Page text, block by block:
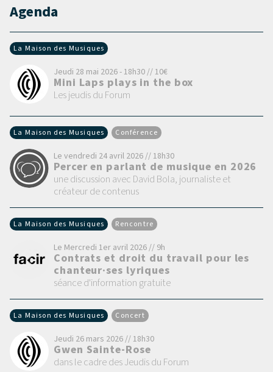
Agenda
La Maison des Musiques
Jeudi 28 mai 2026 - 18h30 // 10€
Mini Laps plays in the box
Les jeudis du Forum
La Maison des Musiques Conférence
Le vendredi 24 avril 2026 // 18h30
Percer en parlant de musique en 2026
une discussion avec David Bola, journaliste et
créateur de contenus
La Maison des Musiques Rencontre
Le Mercredi 1er avril 2026 // 9h
Contrats et droit du travail pour les
chanteur·ses lyriques
séance d'information gratuite
La Maison des Musiques Concert
Jeudi 26 mars 2026 // 18h30
Gwen Sainte-Rose
dans le cadre des Jeudis du Forum